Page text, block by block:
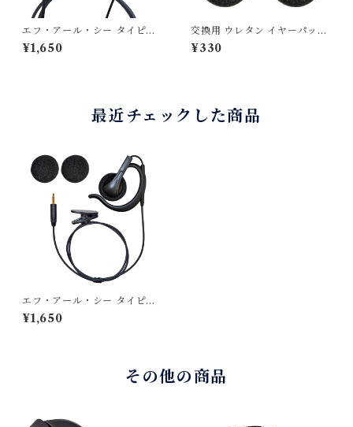
エフ・アール・シー タイピン
型イヤホンマイクFB-26/AN-
26/AP-26用オプション 耳
¥1,650
交換用 ウレタン イヤーパッド
3個セット C025/K025/I02
5に最適 大きめサイズ
¥330
最近チェックした商品
エフ・アール・シー タイピン
型イヤホンマイクFB-26/AN-
26/AP-26用オプション 耳
¥1,650
その他の商品